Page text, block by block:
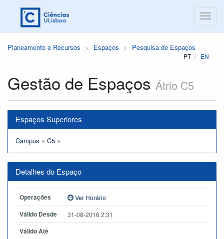
Planeamento e Recursos Espaços Pesquisa de Espaços
PT EN
Gestão de Espaços Átrio C5
Espaços Superiores
Campus » C5 »
Detalhes do Espaço
Operações Ver Horário
Válido Desde 31-08-2016 2:31
Válido Até